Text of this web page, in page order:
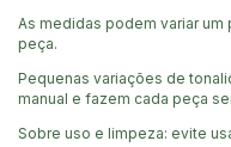
As medidas podem variar um
peça.
Pequenas variações de
manual e fazem cada peça
Sobre uso e limpeza: evite